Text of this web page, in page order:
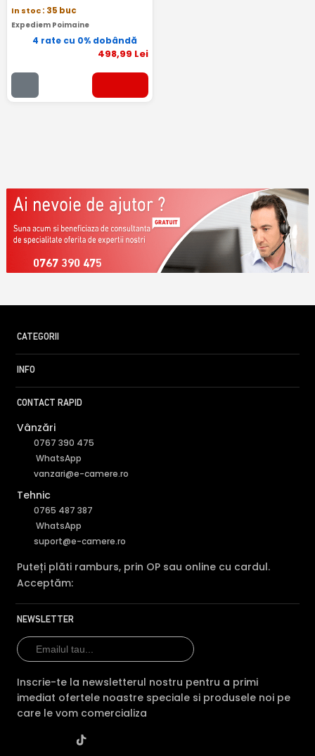
In stoc: 35 buc
Expediem Poimaine
4 rate cu 0% dobândă
498,99 Lei
0767 390 475
CATEGORII
INFO
CONTACT RAPID
Vânzări
0767 390 475
WhatsApp
vanzari@e-camere.ro
Tehnic
0765 487 387
WhatsApp
suport@e-camere.ro
Puteți plăti ramburs, prin OP sau online cu cardul.
Acceptăm:
NEWSLETTER
Inscrie-te la newsletterul nostru pentru a primi
imediat ofertele noastre speciale si produsele noi pe
care le vom comercializa